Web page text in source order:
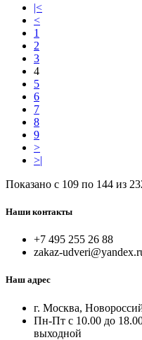
|<
<
1
2
3
4
5
6
7
8
9
>
>|
Показано с 109 по 144 из
Наши контакты
+7 495 255 26 88
zakaz-
Наш адрес
г. Москва,
Пн-Пт с 10.00 до
выходной